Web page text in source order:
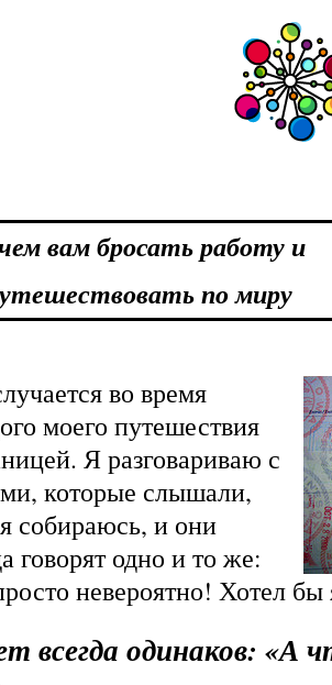
вам бросать работу и
по миру
во время
моего путешествия
Я разговариваю с
которые слышали,
собираюсь, и они
говорят одно и то же:
невероятно! Хотел бы
всегда одинаков: «А